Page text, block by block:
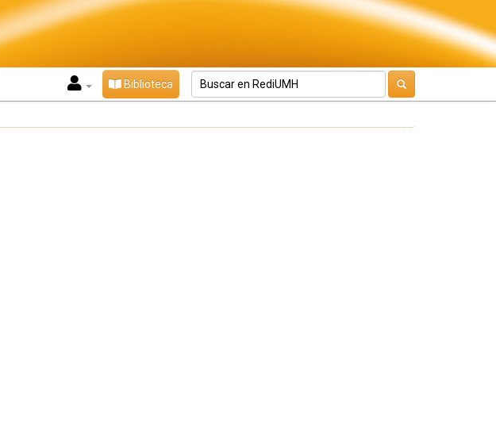
Biblioteca